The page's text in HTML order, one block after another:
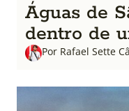
Águas de
dentro de
Por Rafael Sette